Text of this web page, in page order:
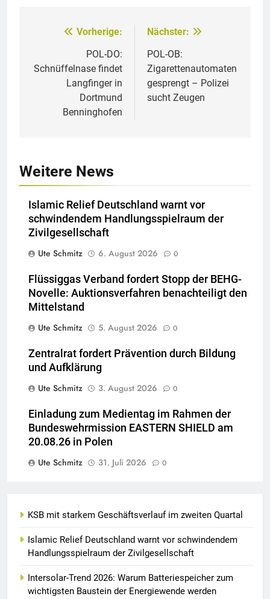
Beitragsnavigation
Vorherige:
POL-DO:
Schnüffelnase findet
Langfinger in
Dortmund
Benninghofen
Nächster:
POL-OB:
Zigarettenautomaten
gesprengt – Polizei
sucht Zeugen
Weitere News
Islamic Relief Deutschland warnt vor
schwindendem Handlungsspielraum der
Zivilgesellschaft
Ute Schmitz
6. August 2026 0
Flüssiggas Verband fordert Stopp der BEHG-
Novelle: Auktionsverfahren benachteiligt den
Mittelstand
Ute Schmitz
5. August 2026 0
Zentralrat fordert Prävention durch Bildung
und Aufklärung
Ute Schmitz
3. August 2026 0
Einladung zum Medientag im Rahmen der
Bundeswehrmission EASTERN SHIELD am
20.08.26 in Polen
Ute Schmitz
31. Juli 2026 0
KSB mit starkem Geschäftsverlauf im zweiten Quartal
Islamic Relief Deutschland warnt vor schwindendem
Handlungsspielraum der Zivilgesellschaft
Intersolar-Trend 2026: Warum Batteriespeicher zum
wichtigsten Baustein der Energiewende werden